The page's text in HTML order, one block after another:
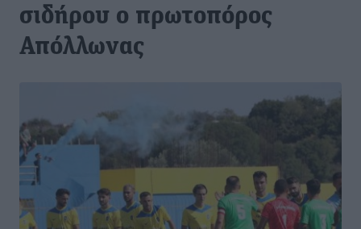
σιδήρου ο πρωτοπόρος
Απόλλωνας